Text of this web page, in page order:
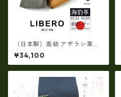
（日本製）高級 アザラシ革
（シールスキン）× 姫路レザー
ラウンドファスナー長財布 ロ
ングウォレット ir-1400
¥34,100